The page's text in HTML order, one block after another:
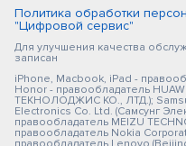
Политика обработки
"Цифровой сервис"
Для улучшения качества
записан
iPhone, Macbook, iPad -
Honor - правообладатель
ТЕКНОЛОДЖИС КО., ЛТД.);
Electronics Co. Ltd. (Самсунг
правообладатель MEIZU
правообладатель Nokia